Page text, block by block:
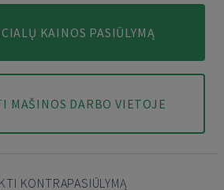
KAINOS PASIŪLYMĄ
MAŠINOS DARBO VIETOJE
KONTRAPASIŪLYMĄ